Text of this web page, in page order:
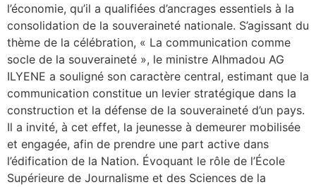
l’économie, qu’il a qualifiées d’ancrages essentiels à la
consolidation de la souveraineté nationale. S’agissant du
thème de la célébration, « La communication comme
socle de la souveraineté », le ministre Alhmadou AG
ILYENE a souligné son caractère central, estimant que la
communication constitue un levier stratégique dans la
construction et la défense de la souveraineté d’un pays.
Il a invité, à cet effet, la jeunesse à demeurer mobilisée
et engagée, afin de prendre une part active dans
l’édification de la Nation. Évoquant le rôle de l’École
Supérieure de Journalisme et des Sciences de la